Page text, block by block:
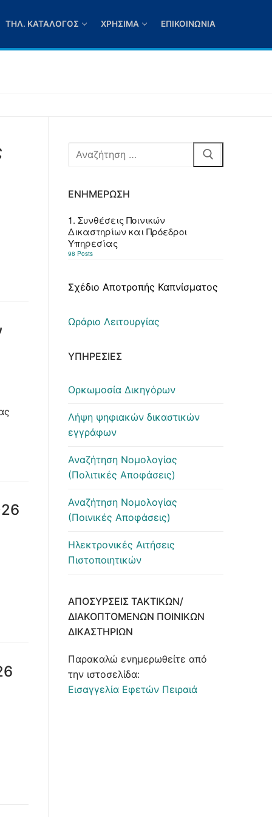
ΤΗΛ. ΚΑΤΆΛΟΓΟΣ ΧΡΉΣΙΜΑ ΕΠΙΚΟΙΝΩΝΊΑ
Αναζήτηση
ΕΝΗΜΈΡΩΣΗ
1. Συνθέσεις Ποινικών
Δικαστηρίων και Πρόεδροι
Υπηρεσίας
98 Posts
Σχέδιο Αποτροπής Καπνίσματος
Ωράριο Λειτουργίας
ΥΠΗΡΕΣΊΕΣ
Ορκωμοσία Δικηγόρων
Λήψη ψηφιακών δικαστικών
εγγράφων
Αναζήτηση Νομολογίας
(Πολιτικές Αποφάσεις)
Αναζήτηση Νομολογίας
(Ποινικές Αποφάσεις)
Ηλεκτρονικές Αιτήσεις
Πιστοποιητικών
ΑΠΟΣΎΡΣΕΙΣ ΤΑΚΤΙΚΏΝ/
ΔΙΑΚΟΠΤΌΜΕΝΩΝ ΠΟΙΝΙΚΏΝ
ΔΙΚΑΣΤΗΡΊΩΝ
Παρακαλώ ενημερωθείτε από
την ιστοσελίδα:
Εισαγγελία Εφετών Πειραιά